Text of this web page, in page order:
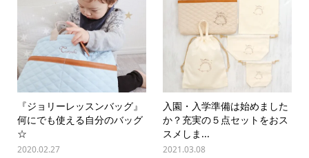
『ジョリーレッスンバッグ』
何にでも使える自分のバッグ
☆
2020.02.27
入園・入学準備は始めました
か？充実の５点セットをおス
スメしま...
2021.03.08